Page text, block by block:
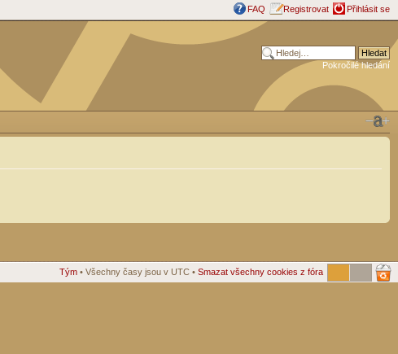
FAQ Registrovat Přihlásit se
Pokročilé hledání
Tým • Všechny časy jsou v UTC • Smazat všechny cookies z fóra